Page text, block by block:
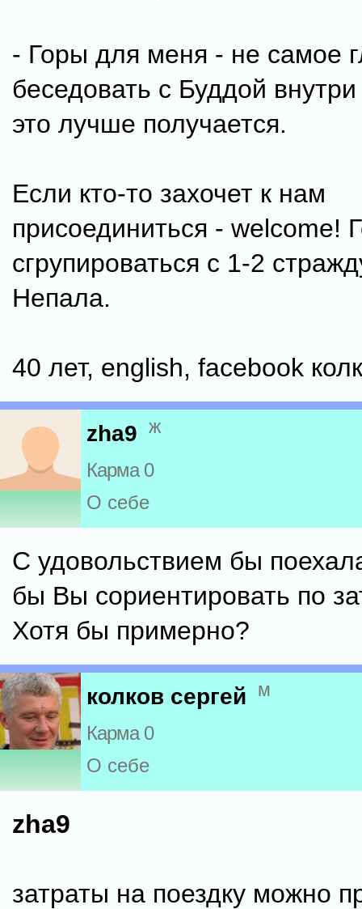
- Горы для меня - не самое
беседовать с Буддой
это лучше получается.
Если кто-то захочет к нам
присоединиться - welcome!
сгрупироваться с 1-2
Непала.
40 лет, english, facebook
zha9 ж
Карма 0
О себе
С удовольствием бы
бы Вы сориентировать по
Хотя бы примерно?
колков сергей м
Карма 0
О себе
zha9
затраты на поездку можно